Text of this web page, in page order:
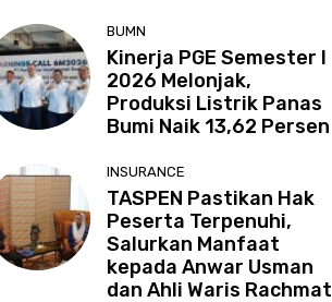
BUMN
Kinerja PGE Semester I
2026 Melonjak,
Produksi Listrik Panas
Bumi Naik 13,62 Persen
INSURANCE
TASPEN Pastikan Hak
Peserta Terpenuhi,
Salurkan Manfaat
kepada Anwar Usman
dan Ahli Waris Rachmat